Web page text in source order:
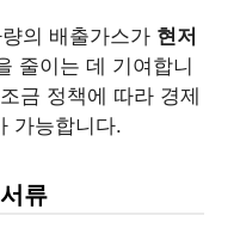
의 배출가스가 현저
줄이는 데 기여합니
금 정책에 따라 경제
가능합니다.
류